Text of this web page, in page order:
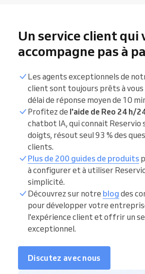
Un service client qui
accompagne pas à
Les agents exceptionnels de
client sont toujours prêts à vous
délai de réponse moyen de 10
Profitez de l'aide de Reo 24 h/
chatbot IA, qui connait Reservio
doigts, résout seul 93 % des
clients.
Plus de 200 guides de produits
à configurer et à utiliser
simplicité.
Découvrez sur notre blog des
pour développer votre
l'expérience client et offrir un
exceptionnel.
Discutez avec nous